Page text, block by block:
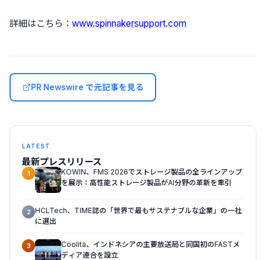
詳細はこちら： www.spinnakersupport.com
PR Newswire で元記事を見る
LATEST
最新プレスリリース
1
KOWIN、FMS 2026でストレージ製品の全ラインアップ
を展示：高性能ストレージ製品がAI分野の革新を牽引
2 HCLTech、TIME誌の「世界で最もサステナブルな企業」の一社
に選出
3
Coolita、インドネシアの主要放送局と同国初のFASTメ
ディア連合を設立